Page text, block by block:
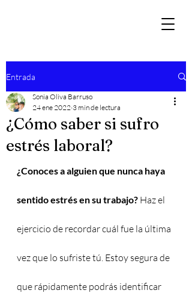
Entrada
¿Cómo saber si sufro
estrés laboral?
Sonia Oliva Barruso
24 ene 2022 3 min de lectura
¿Conoces a alguien que nunca haya
sentido estrés en su trabajo? Haz el
ejercicio de recordar cuál fue la última
vez que lo sufriste tú. Estoy segura de
que rápidamente podrás identificar